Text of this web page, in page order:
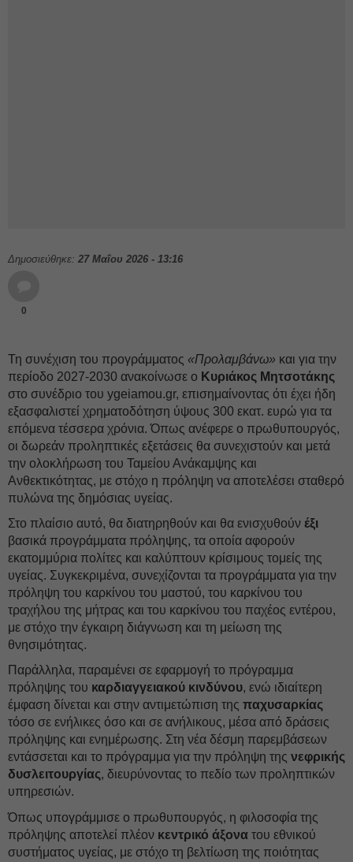
Δημοσιεύθηκε: 27 Μαΐου 2026 - 13:16
0
Τη συνέχιση του προγράμματος «Προλαμβάνω» και για την
περίοδο 2027-2030 ανακοίνωσε ο Κυριάκος Μητσοτάκης
στο συνέδριο του ygeiamou.gr, επισημαίνοντας ότι έχει ήδη
εξασφαλιστεί χρηματοδότηση ύψους 300 εκατ. ευρώ για τα
επόμενα τέσσερα χρόνια. Όπως ανέφερε ο πρωθυπουργός,
οι δωρεάν προληπτικές εξετάσεις θα συνεχιστούν και μετά
την ολοκλήρωση του Ταμείου Ανάκαμψης και
Ανθεκτικότητας, με στόχο η πρόληψη να αποτελέσει σταθερό
πυλώνα της δημόσιας υγείας.
Στο πλαίσιο αυτό, θα διατηρηθούν και θα ενισχυθούν έξι
βασικά προγράμματα πρόληψης, τα οποία αφορούν
εκατομμύρια πολίτες και καλύπτουν κρίσιμους τομείς της
υγείας. Συγκεκριμένα, συνεχίζονται τα προγράμματα για την
πρόληψη του καρκίνου του μαστού, του καρκίνου του
τραχήλου της μήτρας και του καρκίνου του παχέος εντέρου,
με στόχο την έγκαιρη διάγνωση και τη μείωση της
θνησιμότητας.
Παράλληλα, παραμένει σε εφαρμογή το πρόγραμμα
πρόληψης του καρδιαγγειακού κινδύνου, ενώ ιδιαίτερη
έμφαση δίνεται και στην αντιμετώπιση της παχυσαρκίας
τόσο σε ενήλικες όσο και σε ανήλικους, μέσα από δράσεις
πρόληψης και ενημέρωσης. Στη νέα δέσμη παρεμβάσεων
εντάσσεται και το πρόγραμμα για την πρόληψη της νεφρικής
δυσλειτουργίας, διευρύνοντας το πεδίο των προληπτικών
υπηρεσιών.
Όπως υπογράμμισε ο πρωθυπουργός, η φιλοσοφία της
πρόληψης αποτελεί πλέον κεντρικό άξονα του εθνικού
συστήματος υγείας, με στόχο τη βελτίωση της ποιότητας